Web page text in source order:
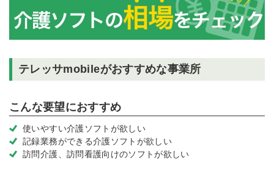
テレッサmobileがおすすめな事業所
こんな要望におすすめ
使いやすい介護ソフトが欲しい
記録業務ができる介護ソフトが欲しい
訪問介護、訪問看護向けのソフトが欲しい